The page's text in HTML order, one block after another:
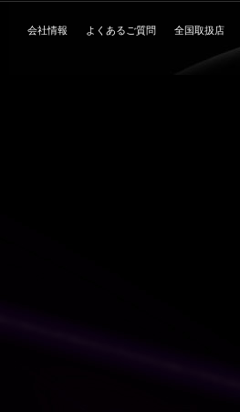
会社情報 よくあるご質問 全国取扱店